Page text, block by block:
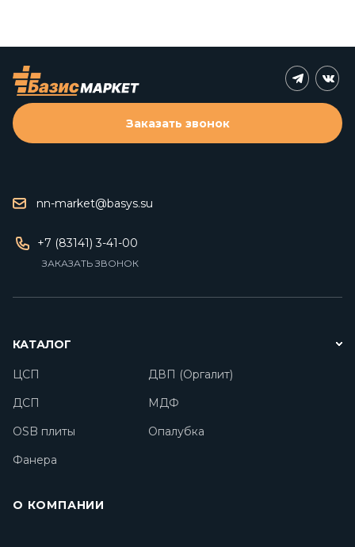
nn-market@basys.su
+7 (83141) 3-41-00
ЗАКАЗАТЬ ЗВОНОК
Заказать звонок
КАТАЛОГ
ЦСП
ДВП (Оргалит)
ДСП
МДФ
OSB плиты
Опалубка
Фанера
О КОМПАНИИ